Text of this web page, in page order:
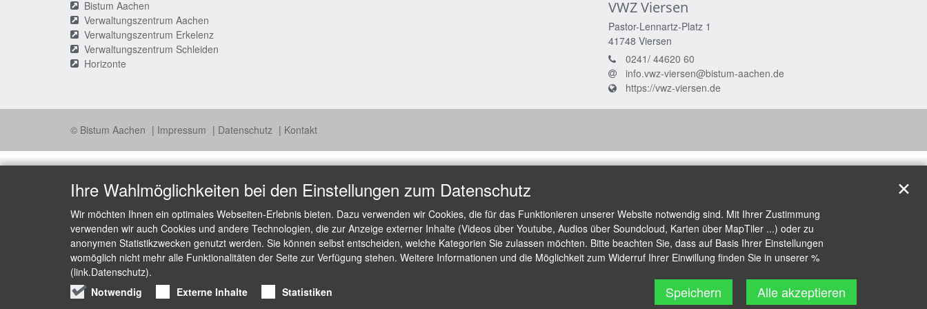
Bistum Aachen
Verwaltungszentrum Aachen
Verwaltungszentrum Erkelenz
Verwaltungszentrum Schleiden
Horizonte
VWZ Viersen
Pastor-Lennartz-Platz 1
41748 Viersen
0241/ 44620 60
info.vwz-viersen@bistum-aachen.de
https://vwz-viersen.de
© Bistum Aachen Impressum Datenschutz Kontakt
Ihre Wahlmöglichkeiten bei den Einstellungen zum Datenschutz
Wir möchten Ihnen ein optimales Webseiten-Erlebnis bieten. Dazu verwenden wir Cookies, die für das Funktionieren unserer Website notwendig sind. Mit Ihrer Zustimmung
verwenden wir auch Cookies und andere Technologien, die zur Anzeige externer Inhalte (Videos über Youtube, Audios über Soundcloud, Karten über MapTiler ...) oder zu
anonymen Statistikzwecken genutzt werden. Sie können selbst entscheiden, welche Kategorien Sie zulassen möchten. Bitte beachten Sie, dass auf Basis Ihrer Einstellungen
womöglich nicht mehr alle Funktionalitäten der Seite zur Verfügung stehen. Weitere Informationen und die Möglichkeit zum Widerruf Ihrer Einwillung finden Sie in unserer %
(link.Datenschutz).
Notwendig
Externe Inhalte Statistiken Speichern Alle akzeptieren
✕